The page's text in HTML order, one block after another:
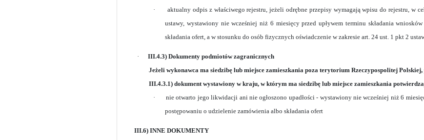
·
aktualny odpis z właściwego rejestru, jeżeli odrębne przepisy wymagają wpisu do rejestru,
ustawy, wystawiony nie wcześniej niż 6 miesięcy przed upływem terminu składania
składania ofert, a w stosunku do osób fizycznych oświadczenie w zakresie art. 24 ust. 1 pkt 2
·
III.4.3) Dokumenty podmiotów zagranicznych
Jeżeli wykonawca ma siedzibę lub miejsce zamieszkania poza terytorium Rzeczypospolitej Polskiej,
III.4.3.1) dokument wystawiony w kraju, w którym ma siedzibę lub miejsce zamieszkania
·
nie otwarto jego likwidacji ani nie ogłoszono upadłości - wystawiony nie wcześniej niż 6
postępowaniu o udzielenie zamówienia albo składania ofert
III.6) INNE DOKUMENTY